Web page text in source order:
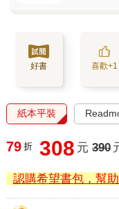
好書 喜歡+1
紙本平裝
79 折 308 元 390
認購希望書包，幫